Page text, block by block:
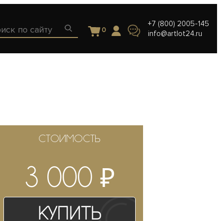
0
+7 (800) 2005-145
info@artlot24.ru
СТОИМОСТЬ
3 000 ₽
Купить